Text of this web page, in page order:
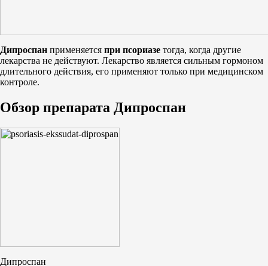
Дипроспан применяется при псориазе тогда, когда другие
лекарства не действуют. Лекарство является сильным гормоном
длительного действия, его применяют только при медицинском
контроле.
Обзор препарата Дипроспан
Дипроспан